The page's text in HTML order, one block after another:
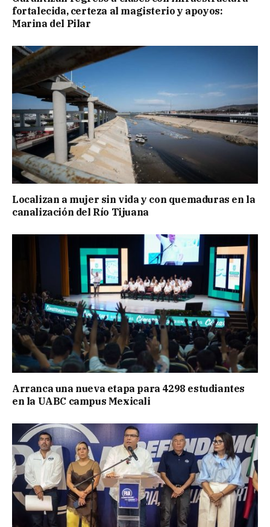
fortalecida, certeza al magisterio y apoyos:
Marina del Pilar
Localizan a mujer sin vida y con quemaduras en la
canalización del Río Tijuana
Arranca una nueva etapa para 4298 estudiantes
en la UABC campus Mexicali